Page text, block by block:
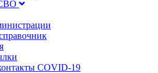
COVID-19